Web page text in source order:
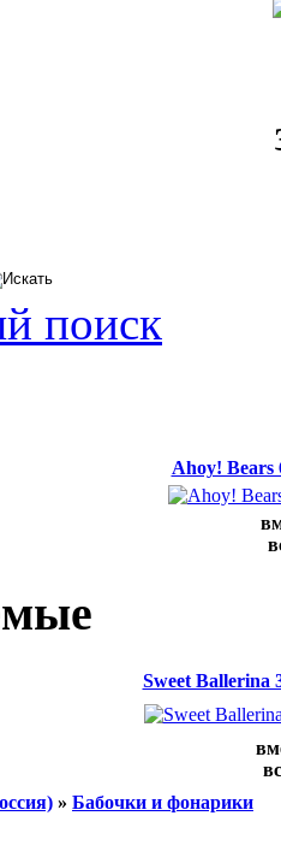
поиск
Ahoy!
Sweet Ballerina
» Бабочки и фонарики